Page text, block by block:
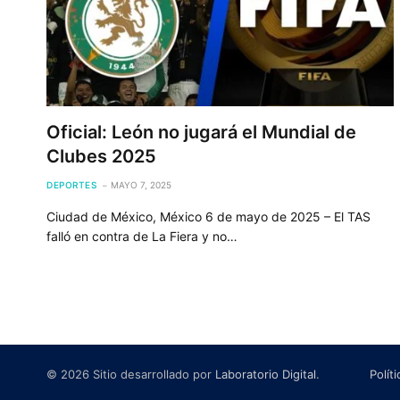
Oficial: León no jugará el Mundial de
Clubes 2025
DEPORTES MAYO 7, 2025
Ciudad de México, México 6 de mayo de 2025 – El TAS
falló en contra de La Fiera y no…
© 2026 Sitio desarrollado por Laboratorio Digital.